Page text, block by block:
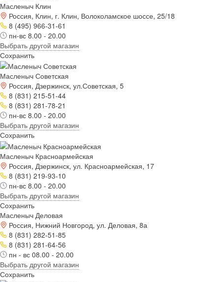
Масленыч Клин
Россия, Клин, г. Клин, Волоколамское шоссе, 25/18
8 (495) 966-31-61
пн-вс 8.00 - 20.00
Выбрать другой магазин
Сохранить
Масленыч Советская
Россия, Дзержинск, ул.Советская, 5
8 (831) 215-51-44
8 (831) 281-78-21
пн-вс 8.00 - 20.00
Выбрать другой магазин
Сохранить
Масленыч Красноармейская
Россия, Дзержинск, ул. Красноармейская, 17
8 (831) 219-93-10
пн-вс 8.00 - 20.00
Выбрать другой магазин
Сохранить
Масленыч Деловая
Россия, Нижний Новгород, ул. Деловая, 8а
8 (831) 282-51-85
8 (831) 281-64-56
пн - вс 08.00 - 20.00
Выбрать другой магазин
Сохранить